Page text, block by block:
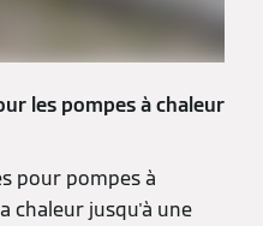
les pompes à chaleur
pour pompes à
chaleur jusqu'à une